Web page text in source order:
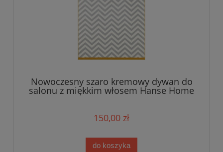
Nowoczesny szaro kremowy dywan do
salonu z miękkim włosem Hanse Home
150,00 zł
do koszyka